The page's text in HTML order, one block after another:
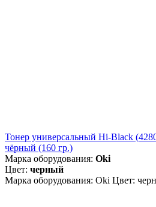
Тонер универсальный Hi-Black
чёрный (160 гр.)
Марка оборудования: Oki
Цвет: черный
Марка оборудования: Oki Цвет: